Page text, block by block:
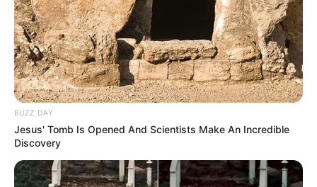
de trabalhos manuais, inclusive para fazer na
escola e juntos com os alunos. Esperamos você!
BUZZ DAY
Jesus' Tomb Is Opened And Scientists Make An Incredible
Discovery